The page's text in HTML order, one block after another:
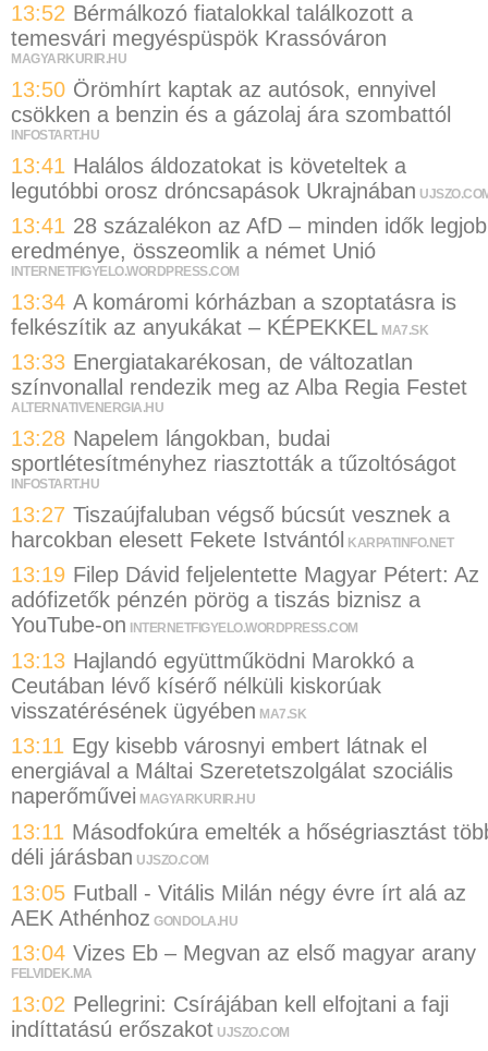
13:52 Bérmálkozó fiatalokkal találkozott a
temesvári megyéspüspök Krassóváron
MAGYARKURIR.HU
13:50 Örömhírt kaptak az autósok, ennyivel
csökken a benzin és a gázolaj ára szombattól
INFOSTART.HU
13:41 Halálos áldozatokat is követeltek a
legutóbbi orosz dróncsapások Ukrajnában
13:41 28 százalékon az AfD – minden idők
eredménye, összeomlik a német Unió
INTERNETFIGYELO.WORDPRESS.COM
13:34 A komáromi kórházban a szoptatásra is
felkészítik az anyukákat – KÉPEKKEL MA7.SK
13:33 Energiatakarékosan, de változatlan
színvonallal rendezik meg az Alba Regia Festet
ALTERNATIVENERGIA.HU
13:28 Napelem lángokban, budai
sportlétesítményhez riasztották a tűzoltóságot
INFOSTART.HU
13:27 Tiszaújfaluban végső búcsút vesznek a
harcokban elesett Fekete Istvántól KARPATINFO.NET
13:19 Filep Dávid feljelentette Magyar Pétert: Az
adófizetők pénzén pörög a tiszás biznisz a
YouTube-on
INTERNETFIGYELO.WORDPRESS.COM
13:13 Hajlandó együttműködni Marokkó a
Ceutában lévő kísérő nélküli kiskorúak
visszatérésének ügyében MA7.SK
13:11 Egy kisebb városnyi embert látnak el
energiával a Máltai Szeretetszolgálat szociális
naperőművei MAGYARKURIR.HU
13:11 Másodfokúra emelték a hőségriasztást
déli járásban UJSZO.COM
13:05 Futball - Vitális Milán négy évre írt alá az
AEK Athénhoz GONDOLA.HU
13:04 Vizes Eb – Megvan az első magyar arany
FELVIDEK.MA
13:02 Pellegrini: Csírájában kell elfojtani a faji
indíttatású erőszakot UJSZO.COM